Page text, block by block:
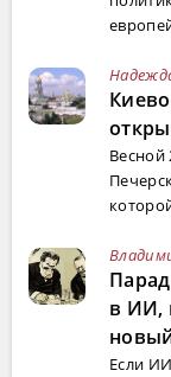
Весной
в ИИ,
Если